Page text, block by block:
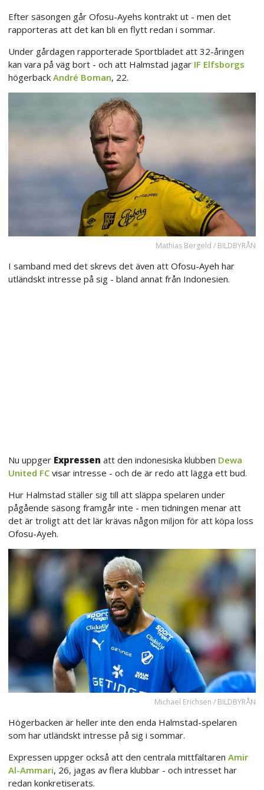
Efter säsongen går Ofosu-Ayehs kontrakt ut - men det
rapporteras att det kan bli en flytt redan i sommar.
Under gårdagen rapporterade Sportbladet att 32-åringen
kan vara på väg bort - och att Halmstad jagar IF Elfsborgs
högerback André Boman, 22.
Mathias Bergeld / BILDBYRÅN
I samband med det skrevs det även att Ofosu-Ayeh har
utländskt intresse på sig - bland annat från Indonesien.
Nu uppger Expressen att den indonesiska klubben Dewa
United FC visar intresse - och de är redo att lägga ett bud.
Hur Halmstad ställer sig till att släppa spelaren under
pågående säsong framgår inte - men tidningen menar att
det är troligt att det lär krävas någon miljon för att köpa loss
Ofosu-Ayeh.
Michael Erichsen / BILDBYRÅN
Högerbacken är heller inte den enda Halmstad-spelaren
som har utländskt intresse på sig i sommar.
Expressen uppger också att den centrala mittfältaren Amir
Al-Ammari, 26, jagas av flera klubbar - och intresset har
redan konkretiserats.